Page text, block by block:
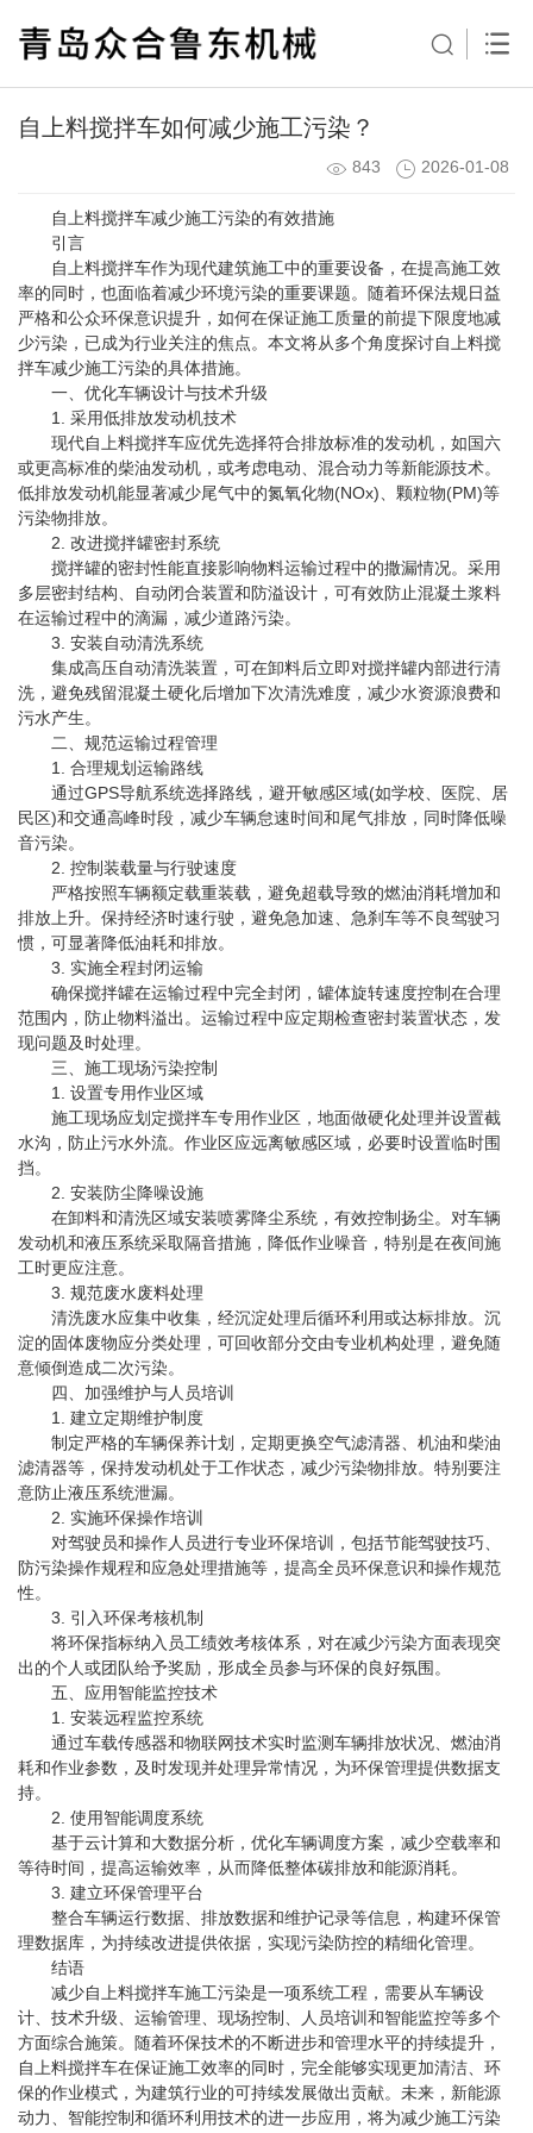
自上料搅拌车如何减少施工污染？
843 2026-01-08
自上料搅拌车减少施工污染的有效措施
引言
自上料搅拌车作为现代建筑施工中的重要设备，在提高施工效
率的同时，也面临着减少环境污染的重要课题。随着环保法规日益
严格和公众环保意识提升，如何在保证施工质量的前提下限度地减
少污染，已成为行业关注的焦点。本文将从多个角度探讨自上料搅
拌车减少施工污染的具体措施。
一、优化车辆设计与技术升级
1. 采用低排放发动机技术
现代自上料搅拌车应优先选择符合排放标准的发动机，如国六
或更高标准的柴油发动机，或考虑电动、混合动力等新能源技术。
低排放发动机能显著减少尾气中的氮氧化物(NOx)、颗粒物(PM)等
污染物排放。
2. 改进搅拌罐密封系统
搅拌罐的密封性能直接影响物料运输过程中的撒漏情况。采用
多层密封结构、自动闭合装置和防溢设计，可有效防止混凝土浆料
在运输过程中的滴漏，减少道路污染。
3. 安装自动清洗系统
集成高压自动清洗装置，可在卸料后立即对搅拌罐内部进行清
洗，避免残留混凝土硬化后增加下次清洗难度，减少水资源浪费和
污水产生。
二、规范运输过程管理
1. 合理规划运输路线
通过GPS导航系统选择路线，避开敏感区域(如学校、医院、居
民区)和交通高峰时段，减少车辆怠速时间和尾气排放，同时降低噪
音污染。
2. 控制装载量与行驶速度
严格按照车辆额定载重装载，避免超载导致的燃油消耗增加和
排放上升。保持经济时速行驶，避免急加速、急刹车等不良驾驶习
惯，可显著降低油耗和排放。
3. 实施全程封闭运输
确保搅拌罐在运输过程中完全封闭，罐体旋转速度控制在合理
范围内，防止物料溢出。运输过程中应定期检查密封装置状态，发
现问题及时处理。
三、施工现场污染控制
1. 设置专用作业区域
施工现场应划定搅拌车专用作业区，地面做硬化处理并设置截
水沟，防止污水外流。作业区应远离敏感区域，必要时设置临时围
挡。
2. 安装防尘降噪设施
在卸料和清洗区域安装喷雾降尘系统，有效控制扬尘。对车辆
发动机和液压系统采取隔音措施，降低作业噪音，特别是在夜间施
工时更应注意。
3. 规范废水废料处理
清洗废水应集中收集，经沉淀处理后循环利用或达标排放。沉
淀的固体废物应分类处理，可回收部分交由专业机构处理，避免随
意倾倒造成二次污染。
四、加强维护与人员培训
1. 建立定期维护制度
制定严格的车辆保养计划，定期更换空气滤清器、机油和柴油
滤清器等，保持发动机处于工作状态，减少污染物排放。特别要注
意防止液压系统泄漏。
2. 实施环保操作培训
对驾驶员和操作人员进行专业环保培训，包括节能驾驶技巧、
防污染操作规程和应急处理措施等，提高全员环保意识和操作规范
性。
3. 引入环保考核机制
将环保指标纳入员工绩效考核体系，对在减少污染方面表现突
出的个人或团队给予奖励，形成全员参与环保的良好氛围。
五、应用智能监控技术
1. 安装远程监控系统
通过车载传感器和物联网技术实时监测车辆排放状况、燃油消
耗和作业参数，及时发现并处理异常情况，为环保管理提供数据支
持。
2. 使用智能调度系统
基于云计算和大数据分析，优化车辆调度方案，减少空载率和
等待时间，提高运输效率，从而降低整体碳排放和能源消耗。
3. 建立环保管理平台
整合车辆运行数据、排放数据和维护记录等信息，构建环保管
理数据库，为持续改进提供依据，实现污染防控的精细化管理。
结语
减少自上料搅拌车施工污染是一项系统工程，需要从车辆设
计、技术升级、运输管理、现场控制、人员培训和智能监控等多个
方面综合施策。随着环保技术的不断进步和管理水平的持续提升，
自上料搅拌车在保证施工效率的同时，完全能够实现更加清洁、环
保的作业模式，为建筑行业的可持续发展做出贡献。未来，新能源
动力、智能控制和循环利用技术的进一步应用，将为减少施工污染